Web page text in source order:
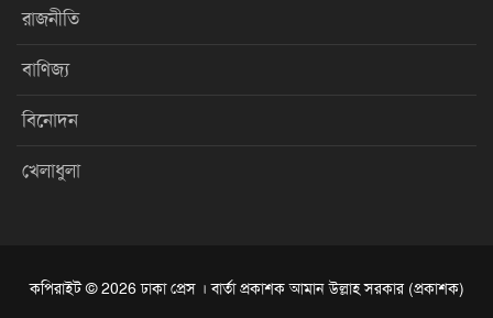
রাজনীতি
বাণিজ্য
বিনোদন
খেলাধুলা
কপিরাইট © 2026 ঢাকা প্রেস । বার্তা প্রকাশক আমান উল্লাহ সরকার (প্রকাশক)